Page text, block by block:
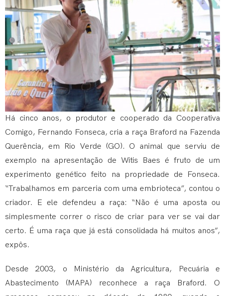
Há cinco anos, o produtor e cooperado da Cooperativa
Comigo, Fernando Fonseca, cria a raça Braford na Fazenda
Querência, em Rio Verde (GO). O animal que serviu de
exemplo na apresentação de Witis Baes é fruto de um
experimento genético feito na propriedade de Fonseca.
“Trabalhamos em parceria com uma embrioteca”, contou o
criador. E ele defendeu a raça: “Não é uma aposta ou
simplesmente correr o risco de criar para ver se vai dar
certo. É uma raça que já está consolidada há muitos anos”,
expôs.
Desde 2003, o Ministério da Agricultura, Pecuária e
Abastecimento (MAPA) reconhece a raça Braford. O